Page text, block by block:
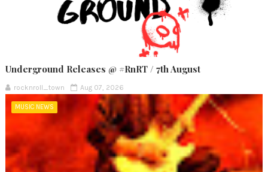
Underground Releases @ #RnRT / 7th August
rocknroll_town Aug 07, 2026
MUSIC NEWS